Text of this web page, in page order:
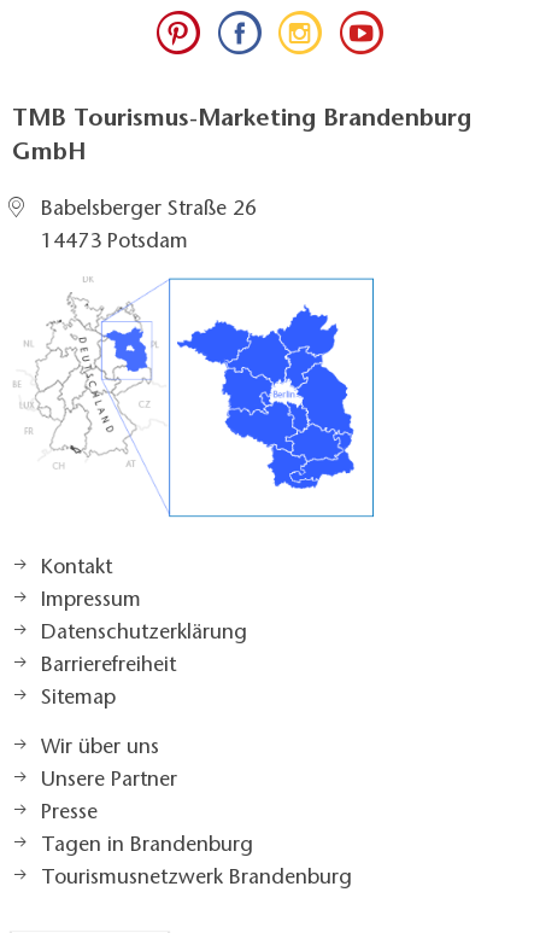
TMB Tourismus-Marketing Brandenburg
GmbH
Babelsberger Straße 26
14473 Potsdam
Kontakt
Impressum
Datenschutzerklärung
Barrierefreiheit
Sitemap
Wir über uns
Unsere Partner
Presse
Tagen in Brandenburg
Tourismusnetzwerk Brandenburg